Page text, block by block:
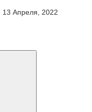
13 Апреля, 2022